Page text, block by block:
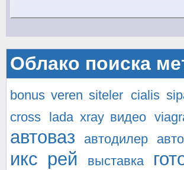
Облако поиска
bonus veren siteler cialis
cross
lada xray видео
автоваз автодилер
икс рей выставка